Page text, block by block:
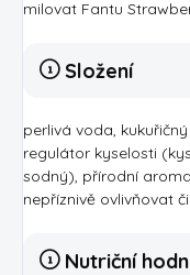
milovat Fantu
Složení
perlivá voda,
regulátor kyselosti
sodný), přírodní
nepříznivě ovlivňovat
Nutriční